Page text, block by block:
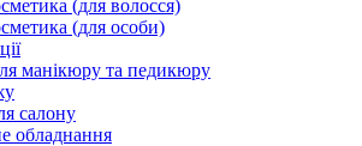
(для волосся)
(для особи)
манікюру та педикюру
салону
обладнання